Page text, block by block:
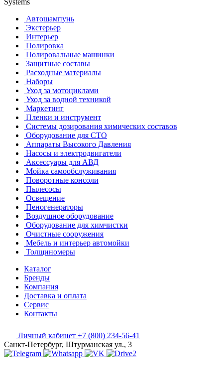
Автошампунь
Экстерьер
Интерьер
Полировка
Полировальные машинки
Защитные составы
Расходные материалы
Наборы
Уход за мотоциклами
Уход за водной техникой
Маркетинг
Пленки и инструмент
Системы дозирования химических составов
Оборудование для СТО
Аппараты Высокого Давления
Насосы и электродвигатели
Аксессуары для АВД
Мойка самообслуживания
Поворотные консоли
Пылесосы
Освещение
Пеногенераторы
Воздушное оборудование
Оборудование для химчистки
Очистные сооружения
Мебель и интерьер автомойки
Толщиномеры
Каталог
Бренды
Компания
Доставка и оплата
Сервис
Контакты
Личный кабинет +7 (800) 234-56-41
Санкт-Петербург, Штурманская ул., 3